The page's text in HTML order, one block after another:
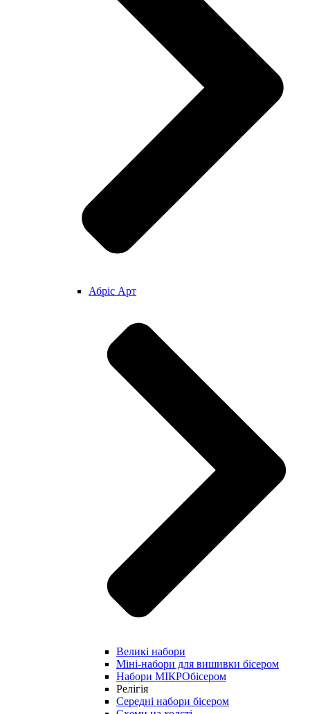
Абріс Арт
Великі набори
Міні-набори для вишивки бісером
Набори МІКРОбісером
Релігія
Середні набори бісером